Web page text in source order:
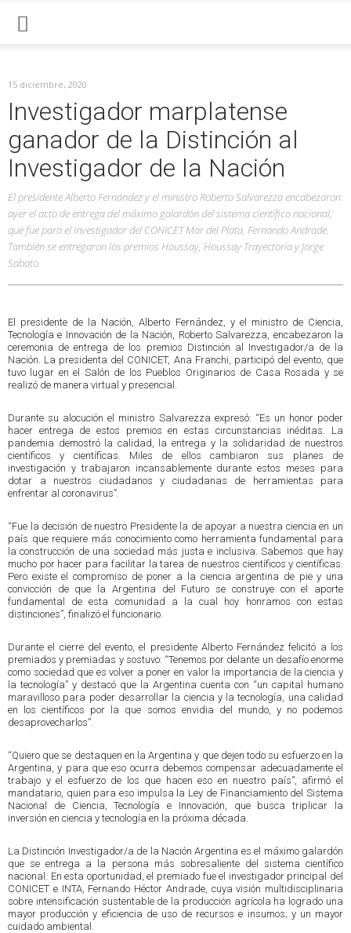
15 diciembre, 2020
Investigador marplatense
ganador de la Distinción al
Investigador de la Nación
El presidente Alberto Fernández y el ministro Roberto Salvarezza encabezaron
ayer el acto de entrega del máximo galardón del sistema científico nacional,
que fue para el investigador del CONICET Mar del Plata, Fernando Andrade.
También se entregaron los premios Houssay, Houssay Trayectoria y Jorge
Sabato.
El presidente de la Nación, Alberto Fernández, y el ministro de Ciencia,
Tecnología e Innovación de la Nación, Roberto Salvarezza, encabezaron la
ceremonia de entrega de los premios Distinción al Investigador/a de la
Nación. La presidenta del CONICET, Ana Franchi, participó del evento, que
tuvo lugar en el Salón de los Pueblos Originarios de Casa Rosada y se
realizó de manera virtual y presencial.
Durante su alocución el ministro Salvarezza expresó: “Es un honor poder
hacer entrega de estos premios en estas circunstancias inéditas. La
pandemia demostró la calidad, la entrega y la solidaridad de nuestros
científicos y científicas. Miles de ellos cambiaron sus planes de
investigación y trabajaron incansablemente durante estos meses para
dotar a nuestros ciudadanos y ciudadanas de herramientas para
enfrentar al coronavirus”.
“Fue la decisión de nuestro Presidente la de apoyar a nuestra ciencia en un
país que requiere más conocimiento como herramienta fundamental para
la construcción de una sociedad más justa e inclusiva. Sabemos que hay
mucho por hacer para facilitar la tarea de nuestros científicos y científicas.
Pero existe el compromiso de poner a la ciencia argentina de pie y una
convicción de que la Argentina del Futuro se construye con el aporte
fundamental de esta comunidad a la cual hoy honramos con estas
distinciones”, finalizó el funcionario.
Durante el cierre del evento, el presidente Alberto Fernández felicitó a los
premiados y premiadas y sostuvo: “Tenemos por delante un desafío enorme
como sociedad que es volver a poner en valor la importancia de la ciencia y
la tecnología” y destacó que la Argentina cuenta con “un capital humano
maravilloso para poder desarrollar la ciencia y la tecnología, una calidad
en los científicos por la que somos envidia del mundo, y no podemos
desaprovecharlos”.
“Quiero que se destaquen en la Argentina y que dejen todo su esfuerzo en la
Argentina, y para que eso ocurra debemos compensar adecuadamente el
trabajo y el esfuerzo de los que hacen eso en nuestro país”, afirmó el
mandatario, quien para eso impulsa la Ley de Financiamiento del Sistema
Nacional de Ciencia, Tecnología e Innovación, que busca triplicar la
inversión en ciencia y tecnología en la próxima década.
La Distinción Investigador/a de la Nación Argentina es el máximo galardón
que se entrega a la persona más sobresaliente del sistema científico
nacional. En esta oportunidad, el premiado fue el investigador principal del
CONICET e INTA, Fernando Héctor Andrade, cuya visión multidisciplinaria
sobre intensificación sustentable de la producción agrícola ha logrado una
mayor producción y eficiencia de uso de recursos e insumos; y un mayor
cuidado ambiental.